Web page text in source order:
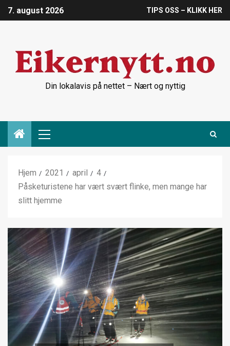
7. august 2026 TIPS OSS – KLIKK HER
Din lokalavis på nettet – Nært og nyttig
Hjem 2021 april
4
Påsketuristene har vært svært flinke, men mange har
slitt hjemme